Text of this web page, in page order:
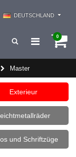
DEUTSCHLAND
0
Master
Exterieur
und Schriftzüge